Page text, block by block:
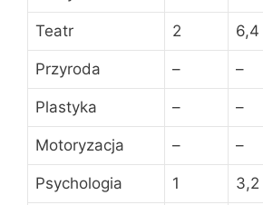
Teatr 2 6,4
Przyroda – –
Plastyka – –
Motoryzacja – –
Psychologia 1 3,2